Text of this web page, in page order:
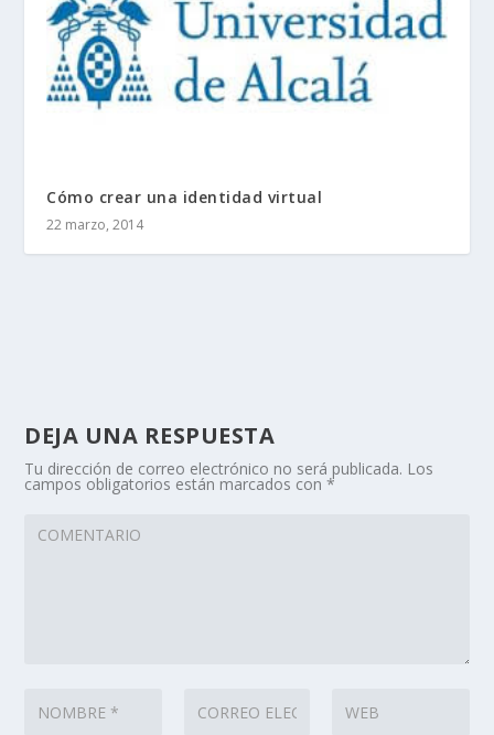
Cómo crear una identidad virtual
22 marzo, 2014
DEJA UNA RESPUESTA
Tu dirección de correo electrónico no será publicada. Los
campos obligatorios están marcados con*